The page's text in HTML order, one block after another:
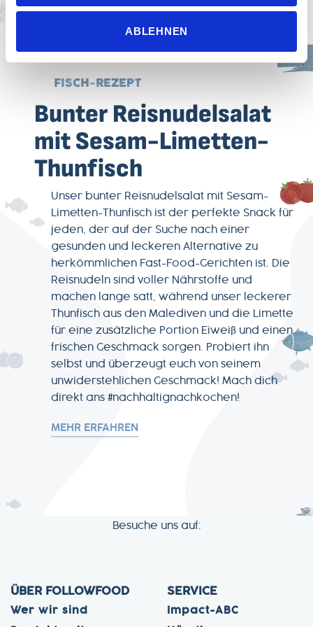
die für den störungsfreien Betrieb der Webseite und die
ABLEHNEN
FISCH-REZEPT
Bunter Reisnudelsalat
mit Sesam-Limetten-
Thunfisch
Unser bunter Reisnudelsalat mit Sesam-
Limetten-Thunfisch ist der perfekte Snack für
jeden, der auf der Suche nach einer
gesunden und leckeren Alternative zu
herkömmlichen Fast-Food-Gerichten ist. Die
Reisnudeln sind voller Nährstoffe und
machen lange satt, während unser leckerer
Thunfisch aus den Malediven und die Limette
für eine zusätzliche Portion Eiweiß und einen
frischen Geschmack sorgen. Probiert ihn
selbst und überzeugt euch von seinem
unwiderstehlichen Geschmack! Mach dich
direkt ans #nachhaltignachkochen!
MEHR ERFAHREN
Besuche uns auf:
ÜBER FOLLOWFOOD
Wer wir sind
SERVICE
Impact-ABC